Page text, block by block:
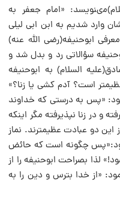
«امام جعفر به
وارد شدیم به ابن ابى لیلى
ابوحنیفه(رضی الله عنه)
سؤالاتى رد و بدل شد و
السلام) به ابوحنیفه
است؟ آدم کشى یا زنا؟»
«پس به درستى که خداوند
و در زنا نپذیرفته مگر اینکه
دو عبادت عظیمترند. نماز
چگونه است که حائض
لذا بصراحت ابوحنیفه را از
«از خدا بترس و دین را به